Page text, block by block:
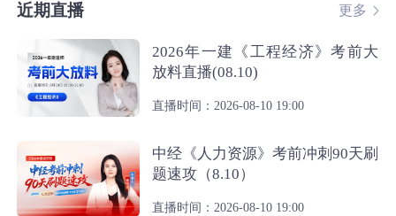
近期直播 更多
2026年一建《工程经济》考前大
放料直播(08.10)
直播时间：2026-08-10 19:00
中经《人力资源》考前冲刺90天刷
题速攻（8.10）
直播时间：2026-08-10 19:00